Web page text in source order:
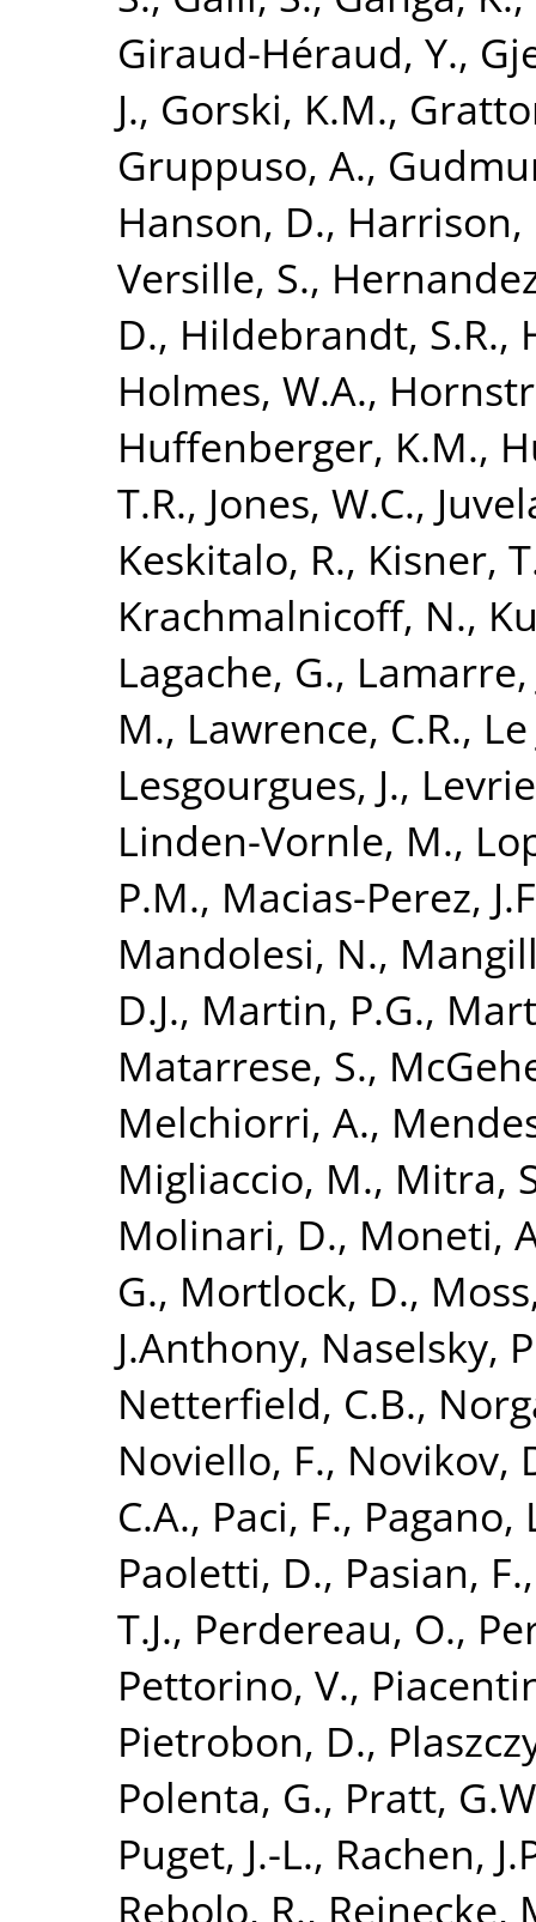
Giraud-Héraud, Y.,
J., Gorski, K.M.,
Gruppuso, A.,
Hanson, D., Harrison,
Versille, S.,
D., Hildebrandt, S.R.,
Holmes, W.A.,
Huffenberger, K.M.,
T.R., Jones, W.C.,
Keskitalo, R., Kisner,
Krachmalnicoff, N.,
Lagache, G., Lamarre,
M., Lawrence, C.R.,
Lesgourgues, J.,
Linden-Vornle, M.,
P.M., Macias-Perez,
Mandolesi, N.,
D.J., Martin, P.G.,
Matarrese, S.,
Melchiorri, A.,
Migliaccio, M., Mitra,
Molinari, D., Moneti,
G., Mortlock, D.,
J.Anthony, Naselsky,
Netterfield, C.B.,
Noviello, F., Novikov,
C.A., Paci, F., Pagano,
Paoletti, D., Pasian, F.
T.J., Perdereau, O.,
Pettorino, V.,
Pietrobon, D.,
Polenta, G., Pratt,
Puget, J.-L., Rachen,
Rebolo, R., Reinecke,